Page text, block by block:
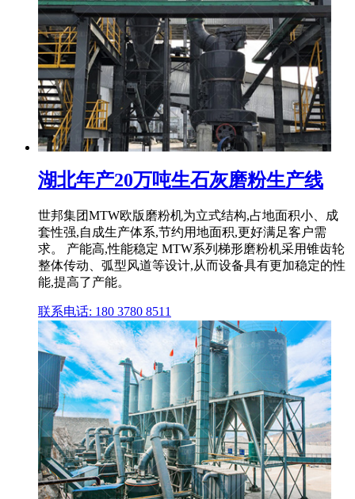
湖北年产20万吨生石灰磨粉生产线
世邦集团MTW欧版磨粉机为立式结构,占地面积小、成
套性强,自成生产体系,节约用地面积,更好满足客户需
求。 产能高,性能稳定 MTW系列梯形磨粉机采用锥齿轮
整体传动、弧型风道等设计,从而设备具有更加稳定的性
能,提高了产能。
联系电话: 180 3780 8511